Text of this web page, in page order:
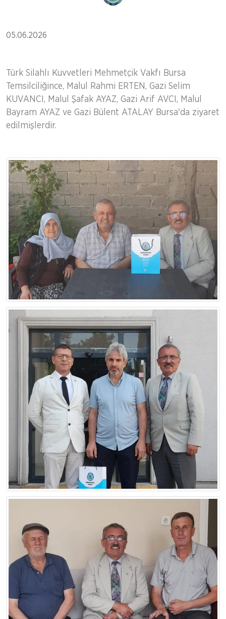
05.06.2026
Türk Silahlı Kuvvetleri Mehmetçik Vakfı Bursa
Temsilciliğince, Malul Rahmi ERTEN, Gazi Selim
KUVANCI, Malul Şafak AYAZ, Gazi Arif AVCI, Malul
Bayram AYAZ ve Gazi Bülent ATALAY Bursa'da ziyaret
edilmişlerdir.